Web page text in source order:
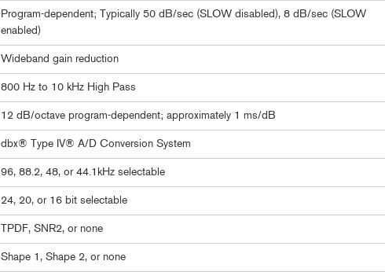
Program-dependent; Typically 50 dB/sec (SLOW disabled), 8 dB/sec (SLOW
enabled)
Wideband gain reduction
800 Hz to 10 kHz High Pass
12 dB/octave program-dependent; approximately 1 ms/dB
dbx® Type IV® A/D Conversion System
96, 88.2, 48, or 44.1kHz selectable
24, 20, or 16 bit selectable
TPDF, SNR2, or none
Shape 1, Shape 2, or none